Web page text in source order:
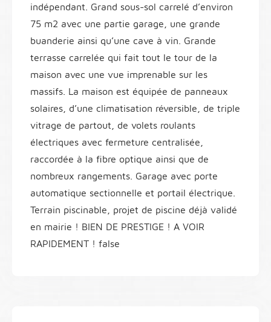
indépendant. Grand sous-sol carrelé d’environ
75 m2 avec une partie garage, une grande
buanderie ainsi qu’une cave à vin. Grande
terrasse carrelée qui fait tout le tour de la
maison avec une vue imprenable sur les
massifs. La maison est équipée de panneaux
solaires, d’une climatisation réversible, de triple
vitrage de partout, de volets roulants
électriques avec fermeture centralisée,
raccordée à la fibre optique ainsi que de
nombreux rangements. Garage avec porte
automatique sectionnelle et portail électrique.
Terrain piscinable, projet de piscine déjà validé
en mairie ! BIEN DE PRESTIGE ! A VOIR
RAPIDEMENT ! false